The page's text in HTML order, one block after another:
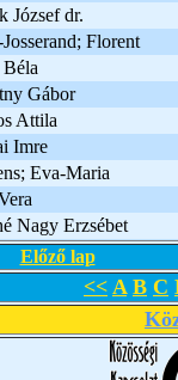
József dr.
Florent
Gábor
Attila
Imre
Eva-Maria
Nagy Erzsébet
Előző lap
<< A B C